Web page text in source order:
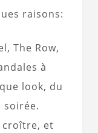
raisons:
The Row,
à
look, du
soirée.
croître, et